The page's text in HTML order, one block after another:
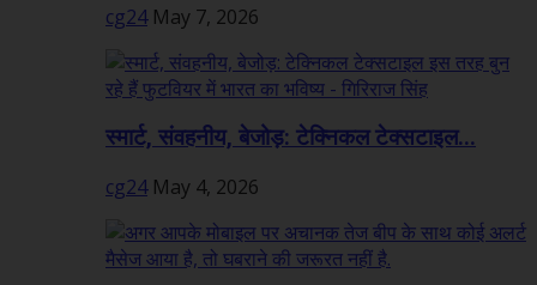
cg24 May 7, 2026
स्मार्ट, संवहनीय, बेजोड़: टेक्निकल टेक्सटाइल...
cg24 May 4, 2026